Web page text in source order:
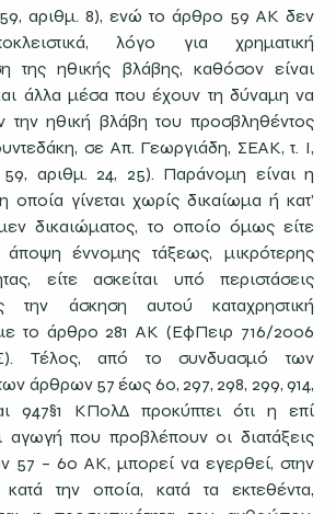
αριθμ. 8), ενώ το άρθρο 59 ΑΚ δεν
λόγο για χρηματική
της ηθικής βλάβης, καθόσον είναι
άλλα μέσα που έχουν τη δύναμη να
την ηθική βλάβη του προσβληθέντος
σε Απ. Γεωργιάδη, ΣΕΑΚ, τ. I,
αριθμ. 24, 25). Παράνομη είναι η
οποία γίνεται χωρίς δικαίωμα ή κατ’
δικαιώματος, το οποίο όμως είτε
άποψη έννομης τάξεως, μικρότερης
είτε ασκείται υπό περιστάσεις
την άσκηση αυτού καταχρηστική
το άρθρο 281 ΑΚ (ΕφΠειρ 716/2006
Τέλος, από το συνδυασμό των
άρθρων 57 έως 60, 297, 298, 299, 914,
947§1 ΚΠολΔ προκύπτει ότι η επί
αγωγή που προβλέπουν οι διατάξεις
57 – 60 ΑΚ, μπορεί να εγερθεί, στην
κατά την οποία, κατά τα εκτεθέντα,